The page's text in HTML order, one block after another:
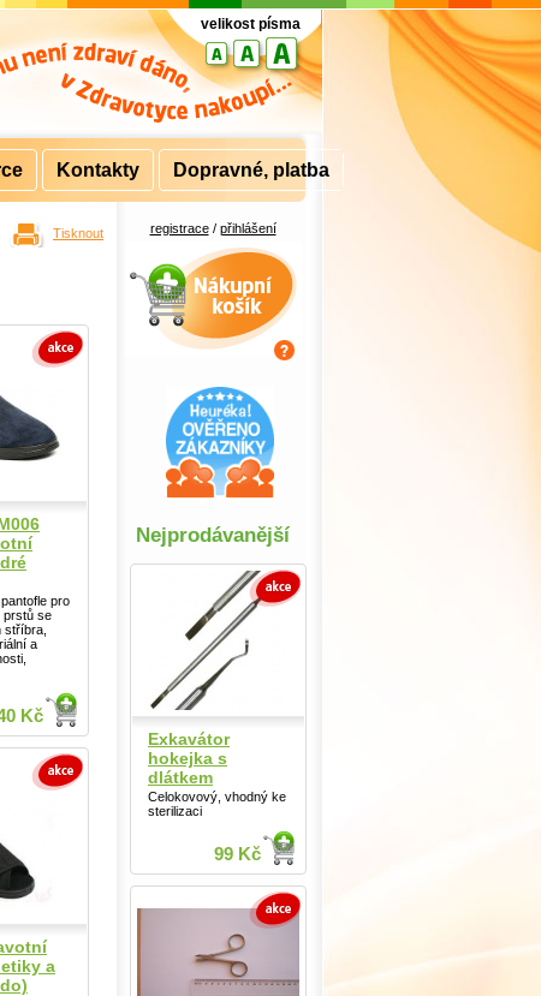
pro
prstů se
stříbra,
a
Kč
a
registrace/ přihlášení
Nákupní košík
velikost písma
Tisknout
Nejprodávanější
Exkavátor
hokejka s
dlátkem
Celokovový, vhodný ke
sterilizaci
99 Kč
Kontakty Dopravné, platba